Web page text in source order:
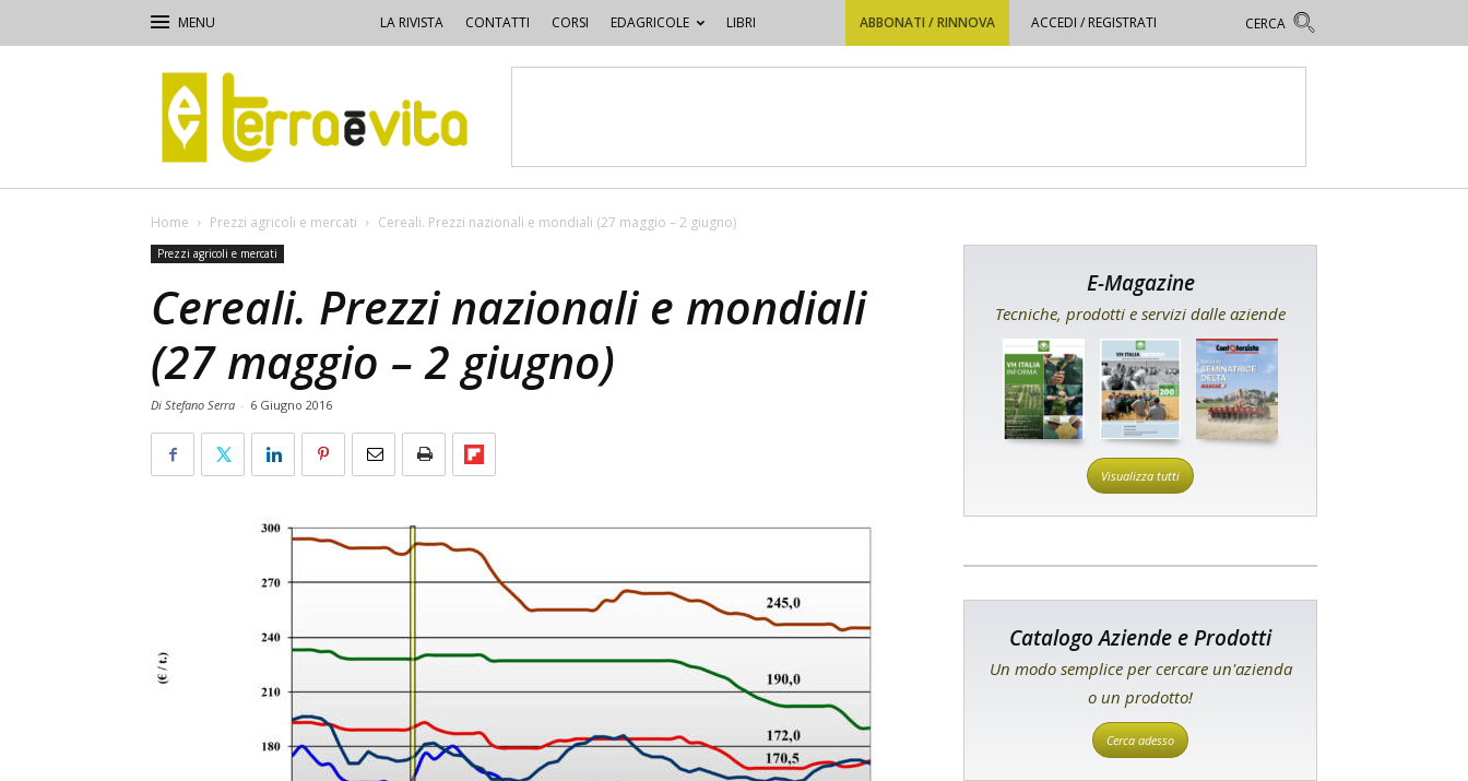
LA RIVISTA CONTATTI CORSI EDAGRICOLE LIBRI ABBONATI / RINNOVA ACCEDI / REGISTRATI
Terra
e
Vita
Home Prezzi agricoli e mercati Cereali. Prezzi nazionali e mondiali (27 maggio – 2 giugno)
Prezzi agricoli e mercati
Cereali. Prezzi nazionali e mondiali
(27 maggio – 2 giugno)
Di Stefano Serra - 6 Giugno 2016
E-Magazine
Tecniche, prodotti e servizi dalle aziende
Visualizza tutti
Catalogo Aziende e Prodotti
Un modo semplice per cercare un'azienda
o un prodotto!
Cerca adesso